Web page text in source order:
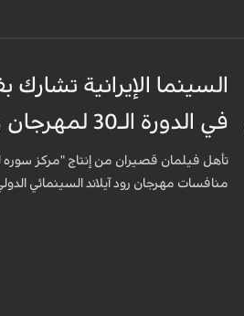
السينما الإيرانية
في الدورة الـ30 لمهرجان رود آيلاند الأمريكي
تأهل فيلمان قصيران من إنتاج "مركز
منافسات مهرجان رود آيلاند السينمائي